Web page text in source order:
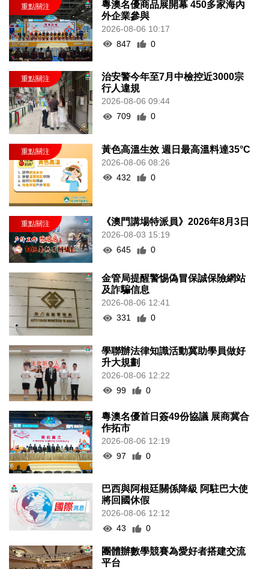
粵澳名優商品展開幕 450多家海內
外企業參與
2026-08-06 10:17
847
0
治安警今年至7月中檢控近3000宗
行人違規
2026-08-06 09:44
709
0
黃色高溫生效 週日最高溫料達35°C
2026-08-06 08:26
432
0
《澳門講場特派員》2026年8月3日
2026-08-03 15:19
645
0
金管局提醒警惕偽冒保誠保險網站
及詐騙信息
2026-08-06 12:41
331
0
學聯辦法律知識活動冀助學員做好
升大規劃
2026-08-06 12:22
99
0
粵澳名優首日簽49份協議 展商冀合
作拓市
2026-08-06 12:19
97
0
巴西與阿根廷關係降級 阿駐巴大使
將回國休假
2026-08-06 12:12
43
0
團體辦數學競賽為愛好者搭建交流
平台